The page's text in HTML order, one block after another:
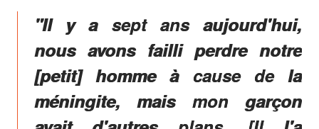
"Il y a sept ans aujourd'hui,
nous avons failli perdre notre
[petit] homme à cause de la
méningite, mais mon garçon